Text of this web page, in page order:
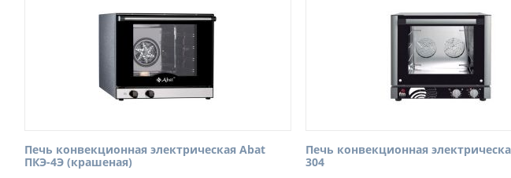
Печь конвекционная электрическая Abat
ПКЭ-4Э (крашеная)
Печь конвекционная
304